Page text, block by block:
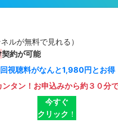
ルが無料で見れる）
契約が可能
視聴料がなんと1,980円とお得
ンタン！お申込みから約３０分
今すぐ
クリック ！